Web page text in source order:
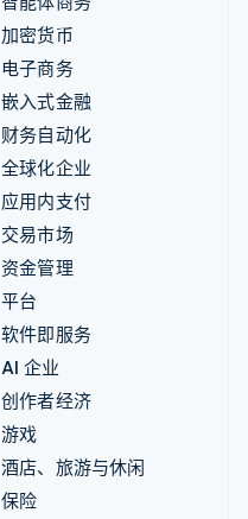
加密货币
电子商务
嵌入式金融
财务自动化
全球化企业
应用内支付
交易市场
资金管理
平台
软件即服务
AI 企业
创作者经济
游戏
酒店、旅游与休闲
保险